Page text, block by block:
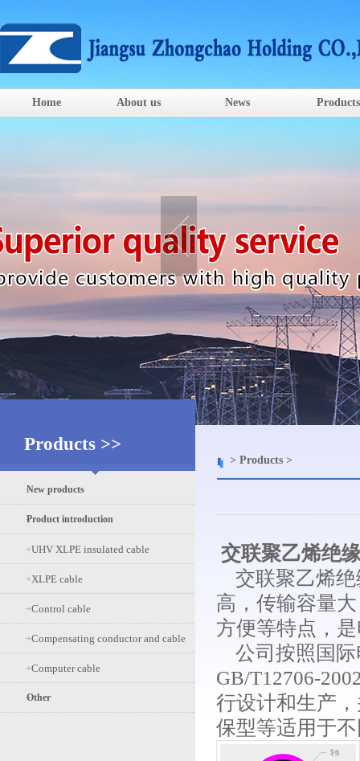
Home About us News Products
Products >>
New products
Product introduction
UHV XLPE insulated cable
XLPE cable
Control cable
Compensating conductor and cable
Computer cable
Other
> Products >
交联聚乙烯绝
交联聚乙烯绝
高，传输容量
方便等特点，
公司按照国际
GB/T12706-
行设计和生产
保型等适用于